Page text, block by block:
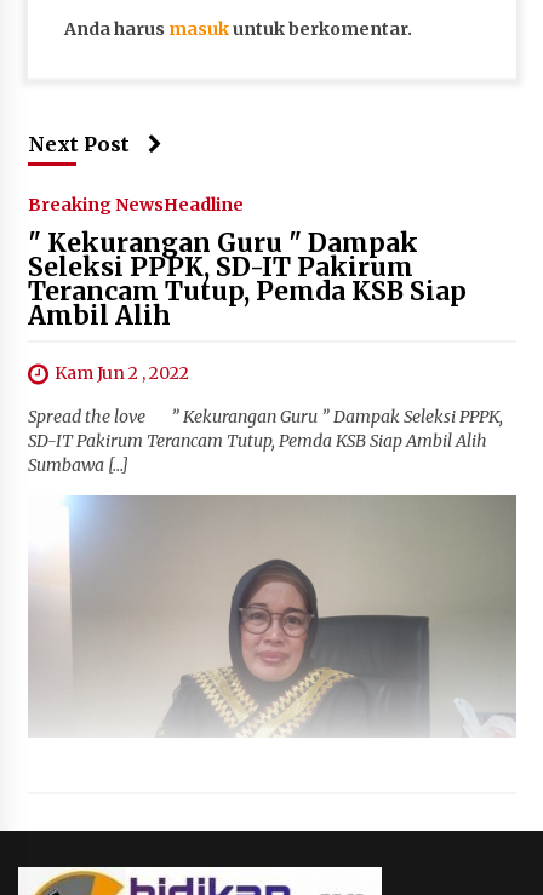
Anda harus masukuntuk berkomentar.
Next Post
Breaking NewsHeadline
" Kekurangan Guru " Dampak
Seleksi PPPK, SD-IT Pakirum
Terancam Tutup, Pemda KSB Siap
Ambil Alih
Kam Jun 2 , 2022
Spread the love ” Kekurangan Guru ” Dampak Seleksi PPPK,
SD-IT Pakirum Terancam Tutup, Pemda KSB Siap Ambil Alih
Sumbawa […]